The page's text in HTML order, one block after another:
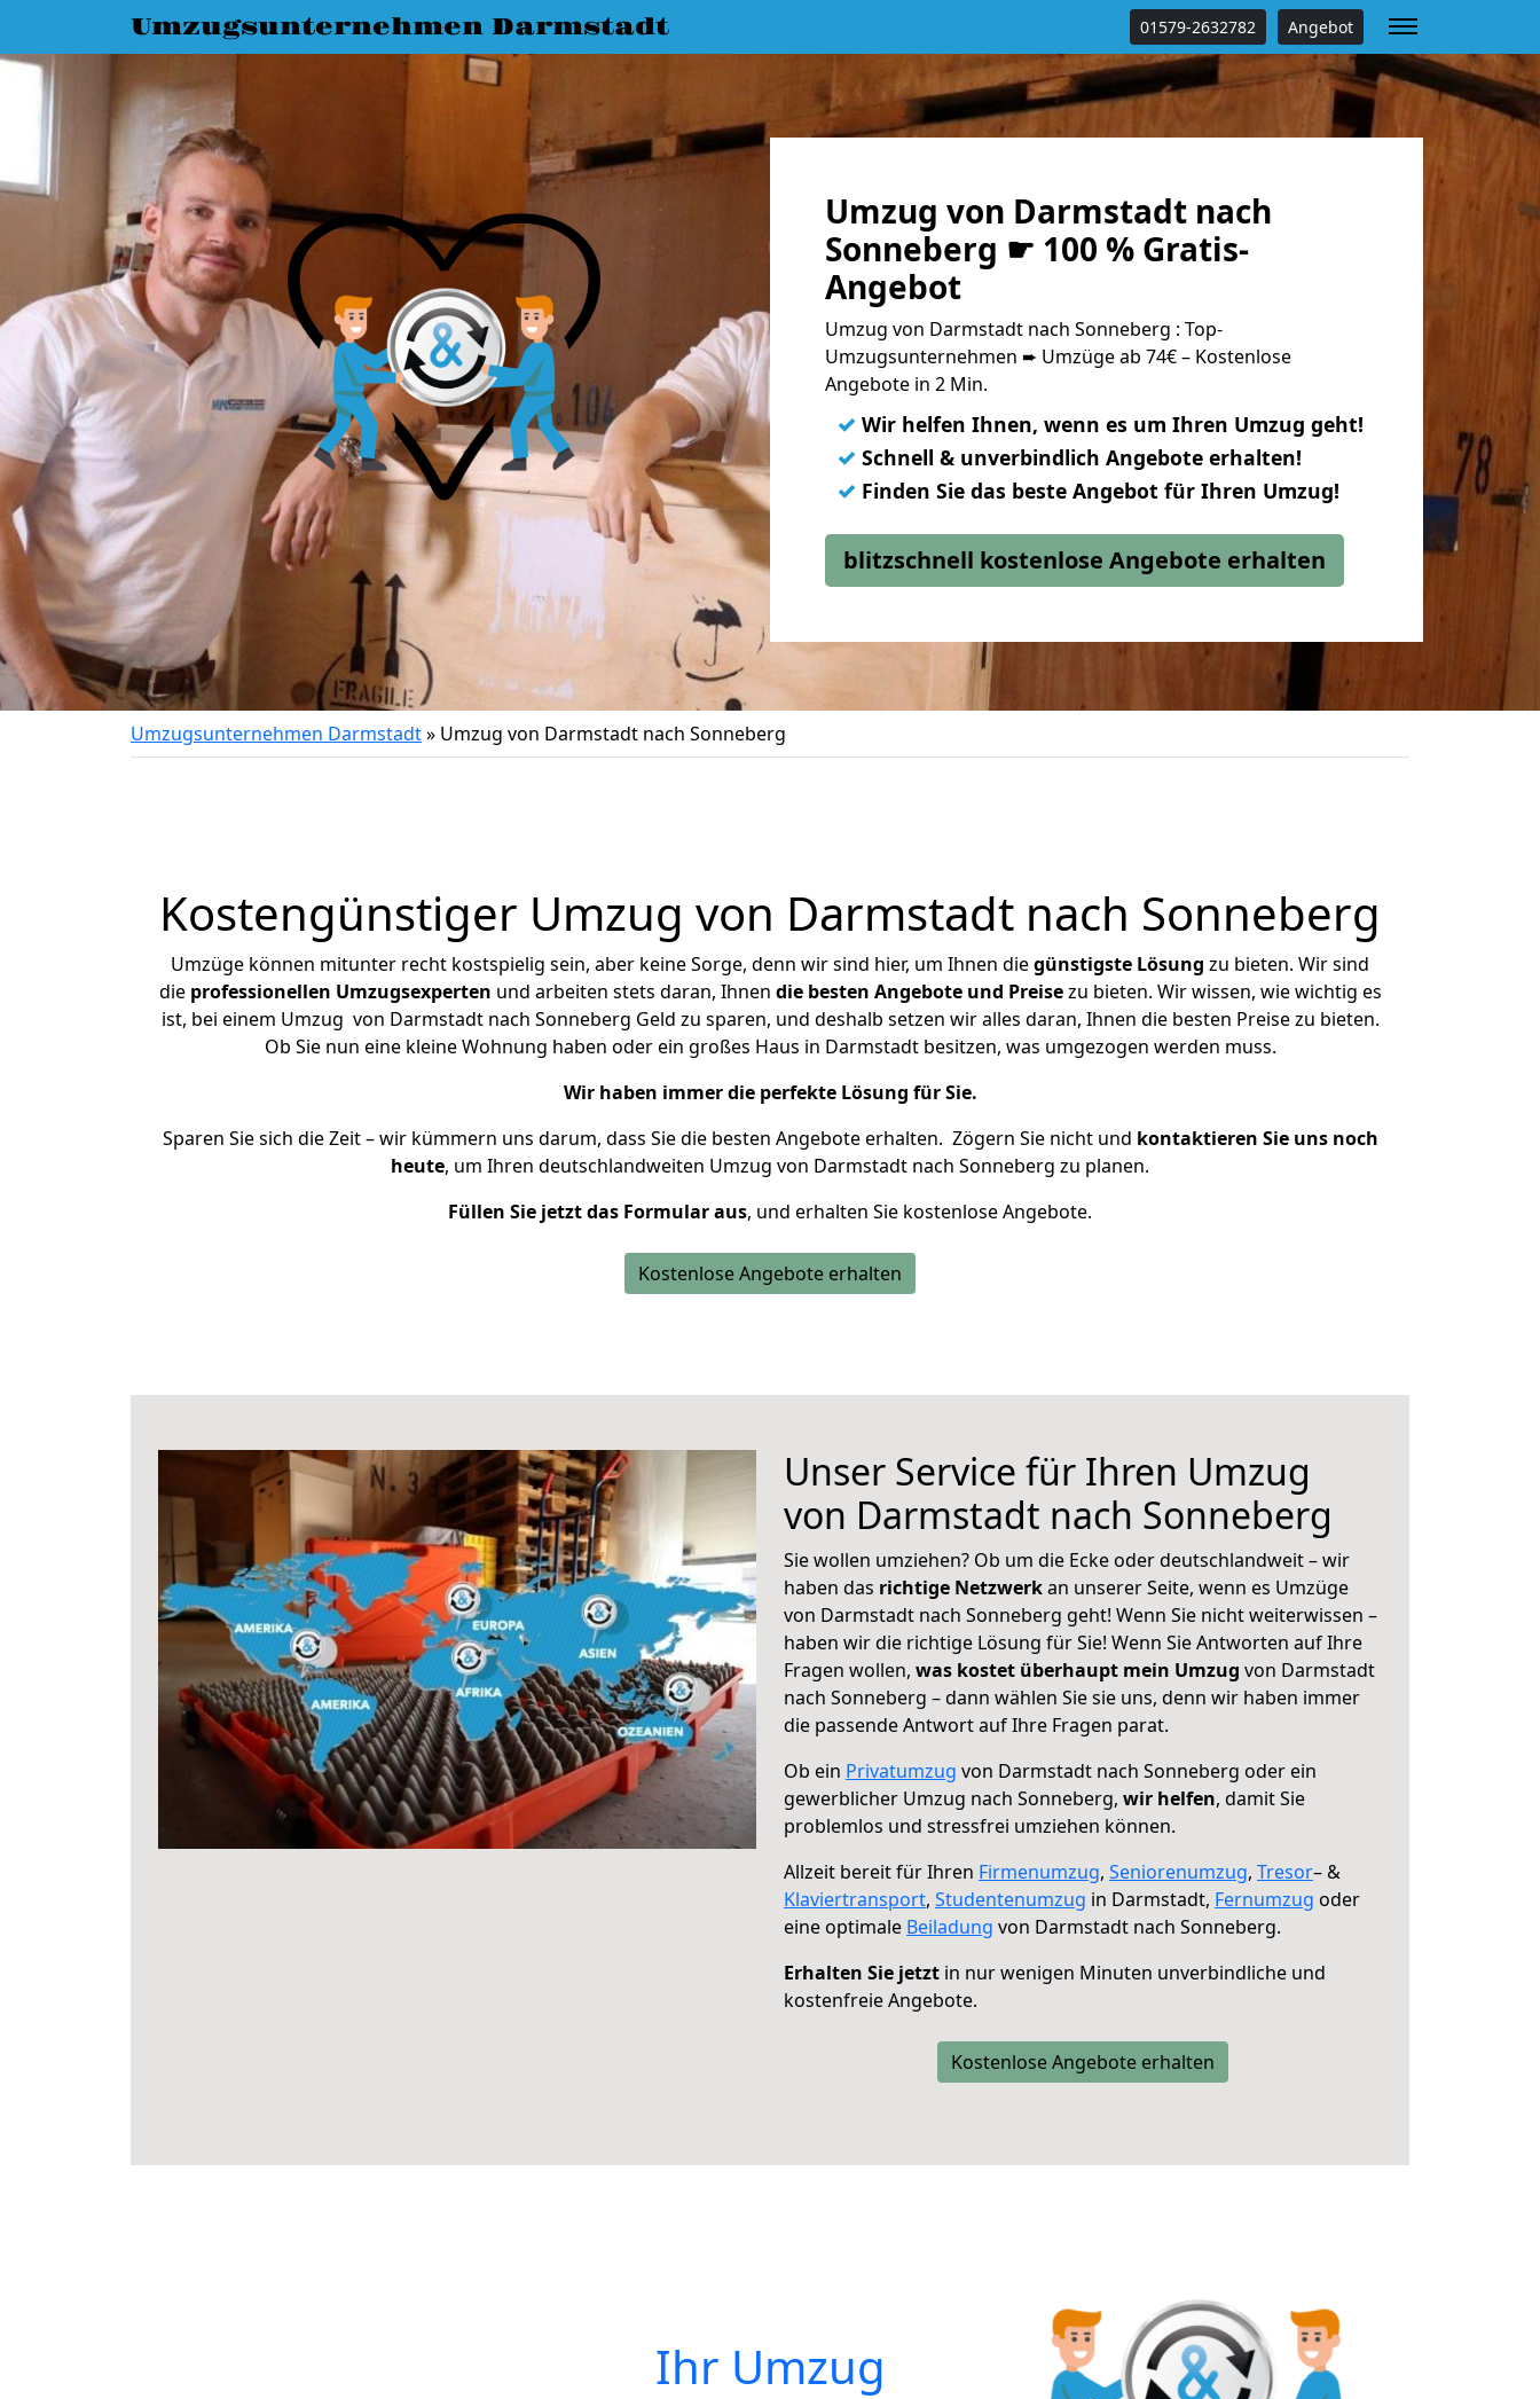
Umzugsunternehmen Darmstadt 01579-2632782 Angebot
Umzug von Darmstadt nach
Sonneberg ☛ 100 % Gratis-
Angebot
Umzug von Darmstadt nach Sonneberg : Top-
Umzugsunternehmen ➨ Umzüge ab 74€ – Kostenlose
Angebote in 2 Min.
✓ Wir helfen Ihnen, wenn es um Ihren Umzug geht!
✓ Schnell & unverbindlich Angebote erhalten!
✓ Finden Sie das beste Angebot für Ihren Umzug!
blitzschnell kostenlose Angebote erhalten
Umzugsunternehmen Darmstadt» Umzug von Darmstadt nach Sonneberg
Kostengünstiger Umzug von Darmstadt nach Sonneberg
Umzüge können mitunter recht kostspielig sein, aber keine Sorge, denn wir sind hier, um Ihnen diegünstigste Lösung zu bieten. Wir sind
die professionellen Umzugsexperten und arbeiten stets daran, Ihnen die besten Angebote und Preisezu bieten. Wir wissen, wie wichtig es
ist, bei einem Umzug von Darmstadt nach Sonneberg Geld zu sparen, und deshalb setzen wir alles daran, Ihnen die besten Preise zu bieten.
Ob Sie nun eine kleine Wohnung haben oder ein großes Haus in Darmstadt besitzen, was umgezogen werden muss.
Wir haben immer die perfekte Lösung für Sie.
Sparen Sie sich die Zeit – wir kümmern uns darum, dass Sie die besten Angebote erhalten. Zögern Sie nicht und kontaktieren Sie uns noch
heute, um Ihren deutschlandweiten Umzug von Darmstadt nach Sonneberg zu planen.
Füllen Sie jetzt das Formular aus, und erhalten Sie kostenlose Angebote.
Kostenlose Angebote erhalten
Unser Service für Ihren Umzug
von Darmstadt nach Sonneberg
Sie wollen umziehen? Ob um die Ecke oder deutschlandweit – wir
haben das richtige Netzwerkan unserer Seite, wenn es Umzüge
von Darmstadt nach Sonneberg geht! Wenn Sie nicht weiterwissen –
haben wir die richtige Lösung für Sie! Wenn Sie Antworten auf Ihre
Fragen wollen, was kostet überhaupt mein Umzug von Darmstadt
nach Sonneberg – dann wählen Sie sie uns, denn wir haben immer
die passende Antwort auf Ihre Fragen parat.
Ob ein Privatumzug von Darmstadt nach Sonneberg oder ein
gewerblicher Umzug nach Sonneberg, wir helfen, damit Sie
problemlos und stressfrei umziehen können.
Allzeit bereit für Ihren Firmenumzug, Seniorenumzug, Tresor– &
Klaviertransport, Studentenumzug in Darmstadt, Fernumzug oder
eine optimale Beiladung von Darmstadt nach Sonneberg.
Erhalten Sie jetzt in nur wenigen Minuten unverbindliche und
kostenfreie Angebote.
Kostenlose Angebote erhalten
Ihr Umzug